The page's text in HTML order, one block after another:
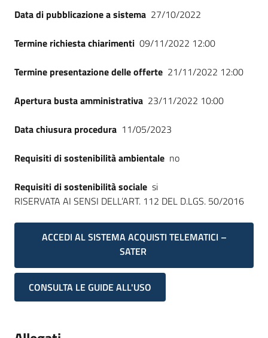
Data di pubblicazione a sistema 27/10/2022
Termine richiesta chiarimenti 09/11/2022 12:00
Termine presentazione delle offerte 21/11/2022 12:00
Apertura busta amministrativa 23/11/2022 10:00
Data chiusura procedura 11/05/2023
Requisiti di sostenibilità ambientale no
Requisiti di sostenibilità sociale si
RISERVATA AI SENSI DELL’ART. 112 DEL D.LGS. 50/2016
ACCEDI AL SISTEMA ACQUISTI TELEMATICI –
SATER
CONSULTA LE GUIDE ALL'USO